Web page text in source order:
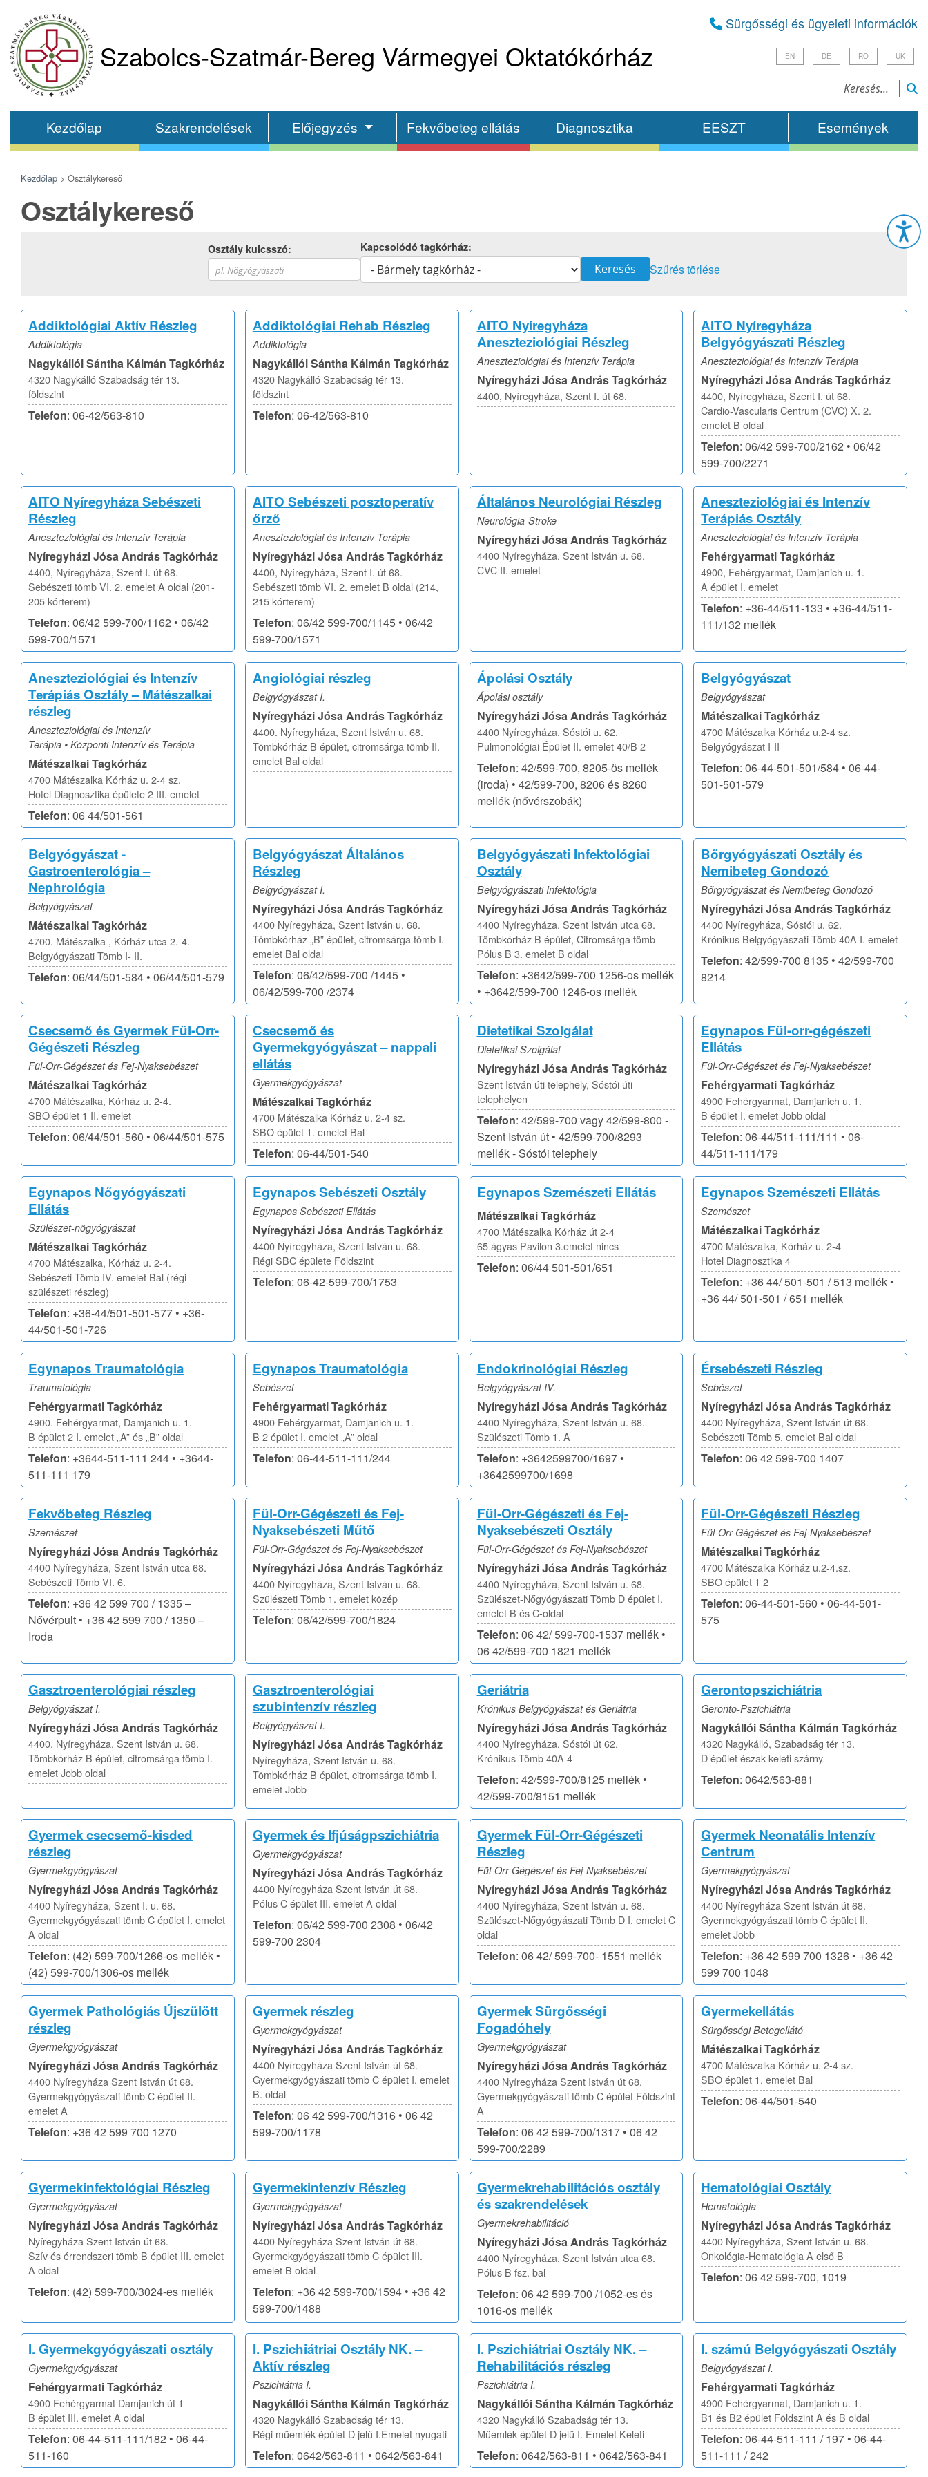
Szabolcs-Szatmár-Bereg Vármegyei Oktatókórház
Sürgősségi és ügyeleti információk
EN DE RO UK
Kezdőlap Szakrendelések Előjegyzés Fekvőbeteg ellátás Diagnosztika EESZT Események
Kezdőlap > Osztálykereső
Osztálykereső
Osztály kulcsszó: Kapcsolódó tagkórház:
Szűrés törlése
Addiktológiai Aktív Részleg
Addiktológia
Nagykállói Sántha Kálmán Tagkórház
4320 Nagykálló Szabadság tér 13.
földszint
Telefon: 06-42/563-810
Addiktológiai Rehab Részleg
Addiktológia
Nagykállói Sántha Kálmán Tagkórház
4320 Nagykálló Szabadság tér 13.
földszint
Telefon: 06-42/563-810
AITO Nyíregyháza
Aneszteziológiai Részleg
Aneszteziológiai és Intenzív Terápia
Nyíregyházi Jósa András Tagkórház
4400, Nyíregyháza, Szent I. út 68.
AITO Nyíregyháza
Belgyógyászati Részleg
Aneszteziológiai és Intenzív Terápia
Nyíregyházi Jósa András Tagkórház
4400, Nyíregyháza, Szent I. út 68.
Cardio-Vascularis Centrum (CVC) X. 2.
emelet B oldal
Telefon: 06/42 599-700/2162 • 06/42
599-700/2271
AITO Nyíregyháza Sebészeti
Részleg
Aneszteziológiai és Intenzív Terápia
Nyíregyházi Jósa András Tagkórház
4400, Nyíregyháza, Szent I. út 68.
Sebészeti tömb VI. 2. emelet A oldal (201-
205 kórterem)
Telefon: 06/42 599-700/1162 • 06/42
599-700/1571
AITO Sebészeti posztoperatív
őrző
Aneszteziológiai és Intenzív Terápia
Nyíregyházi Jósa András Tagkórház
4400, Nyíregyháza, Szent I. út 68.
Sebészeti tömb VI. 2. emelet B oldal (214,
215 kórterem)
Telefon: 06/42 599-700/1145 • 06/42
599-700/1571
Általános Neurológiai Részleg
Neurológia-Stroke
Nyíregyházi Jósa András Tagkórház
4400 Nyíregyháza, Szent István u. 68.
CVC II. emelet
Aneszteziológiai és Intenzív
Terápiás Osztály
Aneszteziológiai és Intenzív Terápia
Fehérgyarmati Tagkórház
4900, Fehérgyarmat, Damjanich u. 1.
A épület I. emelet
Telefon: +36-44/511-133 • +36-44/511-
111/132 mellék
Aneszteziológiai és Intenzív
Terápiás Osztály – Mátészalkai
részleg
Aneszteziológiai és Intenzív
Terápia • Központi Intenzív és Terápia
Mátészalkai Tagkórház
4700 Mátészalka Kórház u. 2-4 sz.
Hotel Diagnosztika épülete 2 III. emelet
Telefon: 06 44/501-561
Angiológiai részleg
Belgyógyászat I.
Nyíregyházi Jósa András Tagkórház
4400. Nyíregyháza, Szent István u. 68.
Tömbkórház B épület, citromsárga tömb II.
emelet Bal oldal
Ápolási Osztály
Ápolási osztály
Nyíregyházi Jósa András Tagkórház
4400 Nyíregyháza, Sóstói u. 62.
Pulmonológiai Épület II. emelet 40/B 2
Telefon: 42/599-700, 8205-ös mellék
(iroda) • 42/599-700, 8206 és 8260
mellék (nővérszobák)
Belgyógyászat
Belgyógyászat
Mátészalkai Tagkórház
4700 Mátészalka Kórház u.2-4 sz.
Belgyógyászat I-II
Telefon: 06-44-501-501/584 • 06-44-
501-501-579
Belgyógyászat -
Gastroenterológia –
Nephrológia
Belgyógyászat
Mátészalkai Tagkórház
4700. Mátészalka , Kórház utca 2.-4.
Belgyógyászati Tömb I- II.
Telefon: 06/44/501-584 • 06/44/501-579
Belgyógyászat Általános
Részleg
Belgyógyászat I.
Nyíregyházi Jósa András Tagkórház
4400 Nyíregyháza, Szent István u. 68.
Tömbkórház „B” épület, citromsárga tömb I.
emelet Bal oldal
Telefon: 06/42/599-700 /1445 •
06/42/599-700 /2374
Belgyógyászati Infektológiai
Osztály
Belgyógyászati Infektológia
Nyíregyházi Jósa András Tagkórház
4400 Nyíregyháza, Szent István utca 68.
Tömbkórház B épület, Citromsárga tömb
Pólus B 3. emelet B oldal
Telefon: +3642/599-700 1256-os mellék
• +3642/599-700 1246-os mellék
Bőrgyógyászati Osztály és
Nemibeteg Gondozó
Bőrgyógyászat és Nemibeteg Gondozó
Nyíregyházi Jósa András Tagkórház
4400 Nyíregyháza, Sóstói u. 62.
Krónikus Belgyógyászati Tömb 40A I. emelet
Telefon: 42/599-700 8135 • 42/599-700
8214
Csecsemő és Gyermek Fül-Orr-
Gégészeti Részleg
Fül-Orr-Gégészet és Fej-Nyaksebészet
Mátészalkai Tagkórház
4700 Mátészalka, Kórház u. 2-4.
SBO épület 1 II. emelet
Telefon: 06/44/501-560 • 06/44/501-575
Csecsemő és
Gyermekgyógyászat – nappali
ellátás
Gyermekgyógyászat
Mátészalkai Tagkórház
4700 Mátészalka Kórház u. 2-4 sz.
SBO épület 1. emelet Bal
Telefon: 06-44/501-540
Dietetikai Szolgálat
Dietetikai Szolgálat
Nyíregyházi Jósa András Tagkórház
Szent István úti telephely, Sóstói úti
telephelyen
Telefon: 42/599-700 vagy 42/599-800 -
Szent István út • 42/599-700/8293
mellék - Sóstói telephely
Egynapos Fül-orr-gégészeti
Ellátás
Fül-Orr-Gégészet és Fej-Nyaksebészet
Fehérgyarmati Tagkórház
4900 Fehérgyarmat, Damjanich u. 1.
B épület I. emelet Jobb oldal
Telefon: 06-44/511-111/111 • 06-
44/511-111/179
Egynapos Nőgyógyászati
Ellátás
Szülészet-nõgyógyászat
Mátészalkai Tagkórház
4700 Mátészalka, Kórház u. 2-4.
Sebészeti Tömb IV. emelet Bal (régi
szülészeti részleg)
Telefon: +36-44/501-501-577 • +36-
44/501-501-726
Egynapos Sebészeti Osztály
Egynapos Sebészeti Ellátás
Nyíregyházi Jósa András Tagkórház
4400 Nyíregyháza, Szent István u. 68.
Régi SBC épülete Földszint
Telefon: 06-42-599-700/1753
Egynapos Szemészeti Ellátás
Mátészalkai Tagkórház
4700 Mátészalka Kórház út 2-4
65 ágyas Pavilon 3.emelet nincs
Telefon: 06/44 501-501/651
Egynapos Szemészeti Ellátás
Szemészet
Mátészalkai Tagkórház
4700 Mátészalka, Kórház u. 2-4
Hotel Diagnosztika 4
Telefon: +36 44/ 501-501 / 513 mellék •
+36 44/ 501-501 / 651 mellék
Egynapos Traumatológia
Traumatológia
Fehérgyarmati Tagkórház
4900. Fehérgyarmat, Damjanich u. 1.
B épület 2 I. emelet „A” és „B” oldal
Telefon: +3644-511-111 244 • +3644-
511-111 179
Egynapos Traumatológia
Sebészet
Fehérgyarmati Tagkórház
4900 Fehérgyarmat, Damjanich u. 1.
B 2 épület I. emelet „A” oldal
Telefon: 06-44-511-111/244
Endokrinológiai Részleg
Belgyógyászat IV.
Nyíregyházi Jósa András Tagkórház
4400 Nyíregyháza, Szent István u. 68.
Szülészeti Tömb 1. A
Telefon: +3642599700/1697 •
+3642599700/1698
Érsebészeti Részleg
Sebészet
Nyíregyházi Jósa András Tagkórház
4400 Nyíregyháza, Szent István út 68.
Sebészeti Tömb 5. emelet Bal oldal
Telefon: 06 42 599-700 1407
Fekvőbeteg Részleg
Szemészet
Nyíregyházi Jósa András Tagkórház
4400 Nyíregyháza, Szent István utca 68.
Sebészeti Tömb VI. 6.
Telefon: +36 42 599 700 / 1335 –
Nővérpult • +36 42 599 700 / 1350 –
Iroda
Fül-Orr-Gégészeti és Fej-
Nyaksebészeti Műtő
Fül-Orr-Gégészet és Fej-Nyaksebészet
Nyíregyházi Jósa András Tagkórház
4400 Nyíregyháza, Szent István u. 68.
Szülészeti Tömb 1. emelet közép
Telefon: 06/42/599-700/1824
Fül-Orr-Gégészeti és Fej-
Nyaksebészeti Osztály
Fül-Orr-Gégészet és Fej-Nyaksebészet
Nyíregyházi Jósa András Tagkórház
4400 Nyíregyháza, Szent István u. 68.
Szülészet-Nőgyógyászati Tömb D épület I.
emelet B és C-oldal
Telefon: 06 42/ 599-700-1537 mellék •
06 42/599-700 1821 mellék
Fül-Orr-Gégészeti Részleg
Fül-Orr-Gégészet és Fej-Nyaksebészet
Mátészalkai Tagkórház
4700 Mátészalka Kórház u.2-4.sz.
SBO épület 1 2
Telefon: 06-44-501-560 • 06-44-501-
575
Gasztroenterológiai részleg
Belgyógyászat I.
Nyíregyházi Jósa András Tagkórház
4400. Nyíregyháza, Szent István u. 68.
Tömbkórház B épület, citromsárga tömb I.
emelet Jobb oldal
Gasztroenterológiai
szubintenzív részleg
Belgyógyászat I.
Nyíregyházi Jósa András Tagkórház
Nyíregyháza, Szent István u. 68.
Tömbkórház B épület, citromsárga tömb I.
emelet Jobb
Geriátria
Krónikus Belgyógyászat és Geriátria
Nyíregyházi Jósa András Tagkórház
4400 Nyíregyháza, Sóstói út 62.
Krónikus Tömb 40A 4
Telefon: 42/599-700/8125 mellék •
42/599-700/8151 mellék
Gerontopszichiátria
Geronto-Pszichiátria
Nagykállói Sántha Kálmán Tagkórház
4320 Nagykálló, Szabadság tér 13.
D épület észak-keleti szárny
Telefon: 0642/563-881
Gyermek csecsemő-kisded
részleg
Gyermekgyógyászat
Nyíregyházi Jósa András Tagkórház
4400 Nyíregyháza, Szent I. u. 68.
Gyermekgyógyászati tömb C épület I. emelet
A oldal
Telefon: (42) 599-700/1266-os mellék •
(42) 599-700/1306-os mellék
Gyermek és Ifjúságpszichiátria
Gyermekgyógyászat
Nyíregyházi Jósa András Tagkórház
4400 Nyíregyháza Szent István út 68.
Pólus C épület III. emelet A oldal
Telefon: 06/42 599-700 2308 • 06/42
599-700 2304
Gyermek Fül-Orr-Gégészeti
Részleg
Fül-Orr-Gégészet és Fej-Nyaksebészet
Nyíregyházi Jósa András Tagkórház
4400 Nyíregyháza, Szent István u. 68.
Szülészet-Nőgyógyászati Tömb D I. emelet C
oldal
Telefon: 06 42/ 599-700- 1551 mellék
Gyermek Neonatális Intenzív
Centrum
Gyermekgyógyászat
Nyíregyházi Jósa András Tagkórház
4400 Nyíregyháza Szent István út 68.
Gyermekgyógyászati tömb C épület II.
emelet Jobb
Telefon: +36 42 599 700 1326 • +36 42
599 700 1048
Gyermek Pathológiás Újszülött
részleg
Gyermekgyógyászat
Nyíregyházi Jósa András Tagkórház
4400 Nyíregyháza Szent István út 68.
Gyermekgyógyászati tömb C épület II.
emelet A
Telefon: +36 42 599 700 1270
Gyermek részleg
Gyermekgyógyászat
Nyíregyházi Jósa András Tagkórház
4400 Nyíregyháza Szent István út 68.
Gyermekgyógyászati tömb C épület I. emelet
B. oldal
Telefon: 06 42 599-700/1316 • 06 42
599-700/1178
Gyermek Sürgősségi
Fogadóhely
Gyermekgyógyászat
Nyíregyházi Jósa András Tagkórház
4400 Nyíregyháza Szent István út 68.
Gyermekgyógyászati tömb C épület Földszint
A
Telefon: 06 42 599-700/1317 • 06 42
599-700/2289
Gyermekellátás
Sürgősségi Betegellátó
Mátészalkai Tagkórház
4700 Mátészalka Kórház u. 2-4 sz.
SBO épület 1. emelet Bal
Telefon: 06-44/501-540
Gyermekinfektológiai Részleg
Gyermekgyógyászat
Nyíregyházi Jósa András Tagkórház
Nyíregyháza Szent István út 68.
Szív és érrendszeri tömb B épület III. emelet
A oldal
Telefon: (42) 599-700/3024-es mellék
Gyermekintenzív Részleg
Gyermekgyógyászat
Nyíregyházi Jósa András Tagkórház
4400 Nyíregyháza Szent István út 68.
Gyermekgyógyászati tömb C épület III.
emelet B oldal
Telefon: +36 42 599-700/1594 • +36 42
599-700/1488
Gyermekrehabilitációs osztály
és szakrendelések
Gyermekrehabilitáció
Nyíregyházi Jósa András Tagkórház
4400 Nyíregyháza, Szent István utca 68.
Pólus B fsz. bal
Telefon: 06 42 599-700 /1052-es és
1016-os mellék
Hematológiai Osztály
Hematológia
Nyíregyházi Jósa András Tagkórház
4400 Nyíregyháza, Szent István u. 68.
Onkológia-Hematológia A első B
Telefon: 06 42 599-700, 1019
I. Gyermekgyógyászati osztály
Gyermekgyógyászat
Fehérgyarmati Tagkórház
4900 Fehérgyarmat Damjanich út 1
B épület III. emelet A oldal
Telefon: 06-44-511-111/182 • 06-44-
511-160
I. Pszichiátriai Osztály NK. –
Aktív részleg
Pszichiátria I.
Nagykállói Sántha Kálmán Tagkórház
4320 Nagykálló Szabadság tér 13.
Régi műemlék épület D jelű I.Emelet nyugati
Telefon: 0642/563-811 • 0642/563-841
I. Pszichiátriai Osztály NK. –
Rehabilitációs részleg
Pszichiátria I.
Nagykállói Sántha Kálmán Tagkórház
4320 Nagykálló Szabadság tér 13.
Műemlék épület D jelű I. Emelet Keleti
Telefon: 0642/563-811 • 0642/563-841
I. számú Belgyógyászati Osztály
Belgyógyászat I.
Fehérgyarmati Tagkórház
4900 Fehérgyarmat, Damjanich u. 1.
B1 és B2 épület Földszint A és B oldal
Telefon: 06-44-511-111 / 197 • 06-44-
511-111 / 242